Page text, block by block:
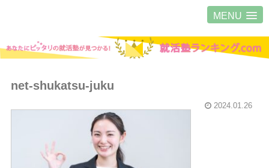
MENU
net-shukatsu-juku
2024.01.26